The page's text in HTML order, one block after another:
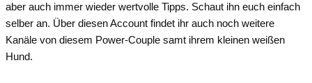
aber auch immer wieder wertvolle Tipps. Schaut ihn euch einfach
selber an. Über diesen Account findet ihr auch noch weitere
Kanäle von diesem Power-Couple samt ihrem kleinen weißen
Hund.